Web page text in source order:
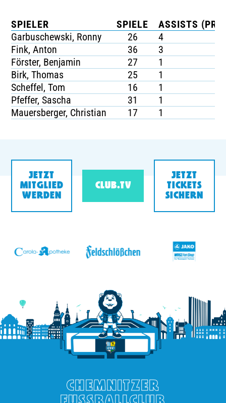
SPIELER SPIELE
ASSISTS
Garbuschewski, Ronny
26
4
Fink, Anton
36
3
Förster, Benjamin
27
1
Birk, Thomas
25
1
Scheffel, Tom
16
1
Pfeffer, Sascha
31
1
Mauersberger, Christian
17 1
JETZT
MITGLIED
WERDEN
CLUB.TV
JETZT
TICKETS
SICHERN
CHEMNITZER